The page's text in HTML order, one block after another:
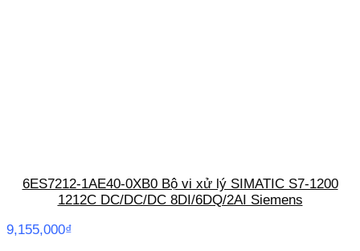
6ES7212-1AE40-0XB0 Bộ vi xử lý SIMATIC S7-1200
1212C DC/DC/DC 8DI/6DQ/2AI Siemens
9,155,000₫